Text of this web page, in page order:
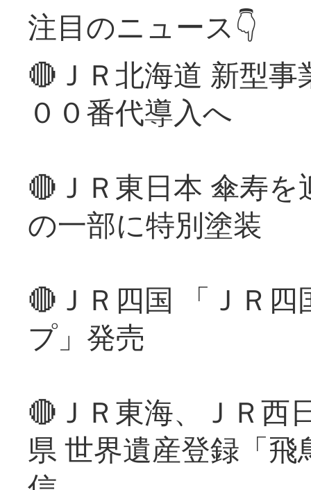
注目のニュース👇
🔴ＪＲ北海道 新型
００番代導入へ
🔴ＪＲ東日本 傘寿
の一部に特別塗装
🔴ＪＲ四国 「ＪＲ
プ」発売
🔴ＪＲ東海、ＪＲ西
県 世界遺産登録「